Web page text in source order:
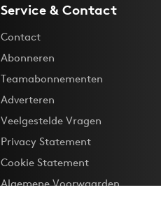
Service & Contact
Contact
Abonneren
Teamabonnementen
Adverteren
Veelgestelde Vragen
Privacy Statement
Cookie Statement
Algemene Voorwaarden